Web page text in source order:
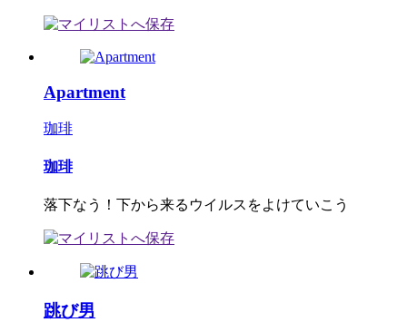
Apartment
珈琲
珈琲
落下なう！下から来るウイルスをよけていこう
跳び男